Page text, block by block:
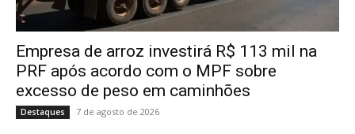
Empresa de arroz investirá R$ 113 mil na
PRF após acordo com o MPF sobre
excesso de peso em caminhões
Destaques 7 de agosto de 2026